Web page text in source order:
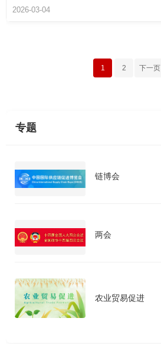
2026-03-04
1 2 下一页
专题
链博会
两会
农业贸易促进